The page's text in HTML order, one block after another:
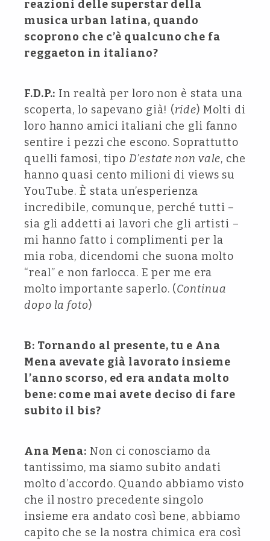
reazioni delle superstar della
musica urban latina, quando
scoprono che c’è qualcuno che fa
reggaeton in italiano?
F.D.P.: In realtà per loro non è stata una
scoperta, lo sapevano già! (ride) Molti di
loro hanno amici italiani che gli fanno
sentire i pezzi che escono. Soprattutto
quelli famosi, tipo D’estate non vale, che
hanno quasi cento milioni di views su
YouTube. È stata un’esperienza
incredibile, comunque, perché tutti –
sia gli addetti ai lavori che gli artisti –
mi hanno fatto i complimenti per la
mia roba, dicendomi che suona molto
“real” e non farlocca. E per me era
molto importante saperlo. (Continua
dopo la foto)
B: Tornando al presente, tu e Ana
Mena avevate già lavorato insieme
l’anno scorso, ed era andata molto
bene: come mai avete deciso di fare
subito il bis?
Ana Mena: Non ci conosciamo da
tantissimo, ma siamo subito andati
molto d’accordo. Quando abbiamo visto
che il nostro precedente singolo
insieme era andato così bene, abbiamo
capito che se la nostra chimica era così